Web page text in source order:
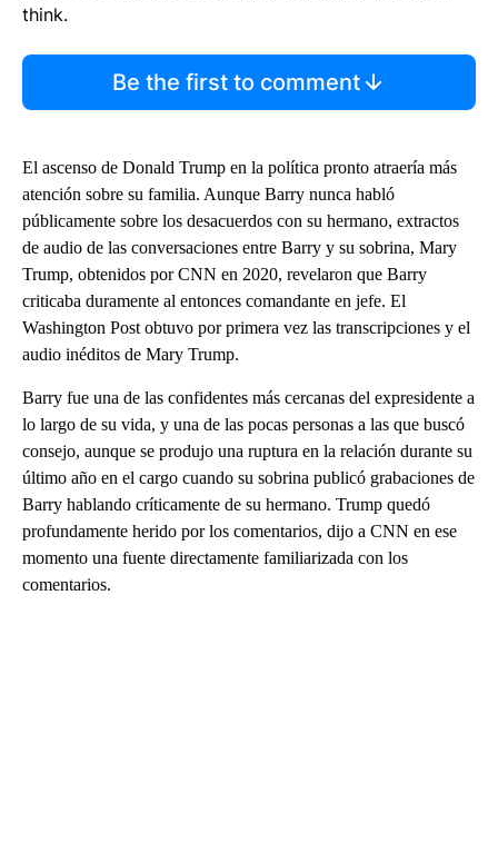
think.
Be the first to comment
El ascenso de Donald Trump en la política pronto atraería más
atención sobre su familia. Aunque Barry nunca habló
públicamente sobre los desacuerdos con su hermano, extractos
de audio de las conversaciones entre Barry y su sobrina, Mary
Trump, obtenidos por CNN en 2020, revelaron que Barry
criticaba duramente al entonces comandante en jefe. El
Washington Post obtuvo por primera vez las transcripciones y el
audio inéditos de Mary Trump.
Barry fue una de las confidentes más cercanas del expresidente a
lo largo de su vida, y una de las pocas personas a las que buscó
consejo, aunque se produjo una ruptura en la relación durante su
último año en el cargo cuando su sobrina publicó grabaciones de
Barry hablando críticamente de su hermano. Trump quedó
profundamente herido por los comentarios, dijo a CNN en ese
momento una fuente directamente familiarizada con los
comentarios.